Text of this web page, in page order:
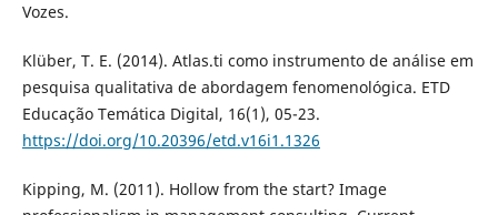
Vozes.
Klüber, T. E. (2014). Atlas.ti como instrumento de análise em
pesquisa qualitativa de abordagem fenomenológica. ETD
Educação Temática Digital, 16(1), 05-23.
https://doi.org/10.20396/etd.v16i1.1326
Kipping, M. (2011). Hollow from the start? Image